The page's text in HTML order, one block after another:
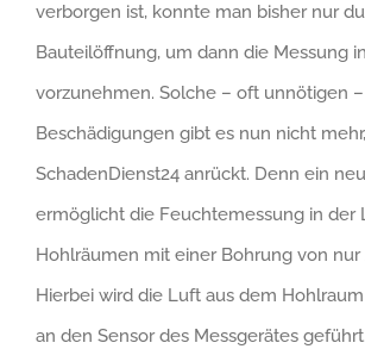
verborgen ist, konnte man bisher nur
Bauteilöffnung, um dann die Messung
vorzunehmen. Solche – oft unnötigen –
Beschädigungen gibt es nun nicht
SchadenDienst24 anrückt. Denn ein
ermöglicht die Feuchtemessung in der
Hohlräumen mit einer Bohrung von nur
Hierbei wird die Luft aus dem
an den Sensor des Messgerätes